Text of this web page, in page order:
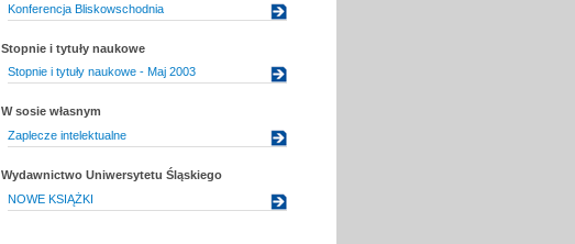
Konferencja Bliskowschodnia
Stopnie i tytuły naukowe
Stopnie i tytuły naukowe - Maj 2003
W sosie własnym
Zaplecze intelektualne
Wydawnictwo Uniwersytetu Śląskiego
NOWE KSIĄŻKI